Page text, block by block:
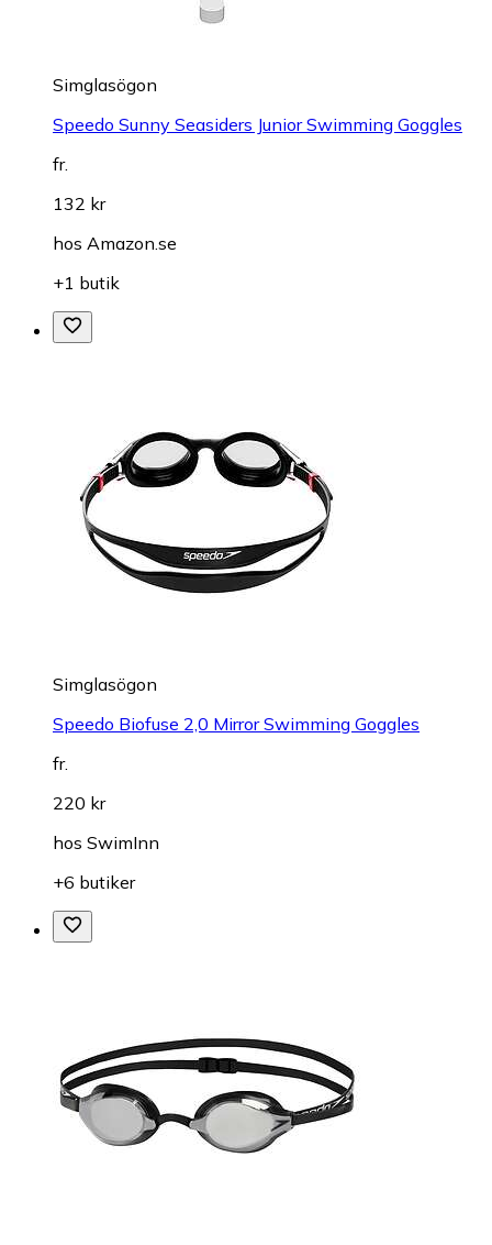
Simglasögon
Speedo Sunny Seasiders Junior Swimming Goggles
fr.
132 kr
hos Amazon.se
+1 butik
Simglasögon
Speedo Biofuse 2,0 Mirror Swimming Goggles
fr.
220 kr
hos SwimInn
+6 butiker